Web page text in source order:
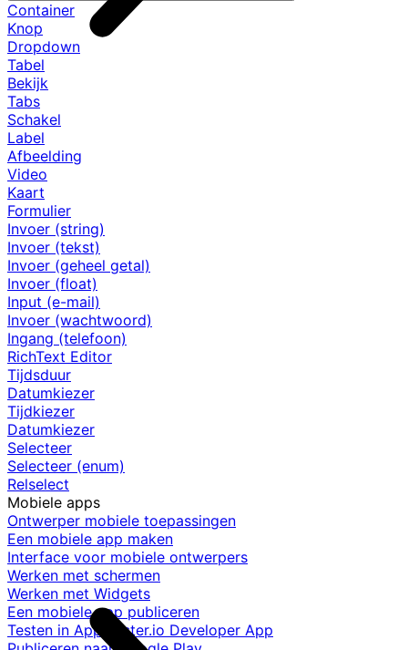
Container
Knop
Dropdown
Tabel
Bekijk
Tabs
Schakel
Label
Afbeelding
Video
Kaart
Formulier
Invoer (string)
Invoer (tekst)
Invoer (geheel getal)
Invoer (float)
Input (e-mail)
Invoer (wachtwoord)
Ingang (telefoon)
RichText Editor
Tijdsduur
Datumkiezer
Tijdkiezer
Datumkiezer
Selecteer
Selecteer (enum)
Relselect
Mobiele apps
Ontwerper mobiele toepassingen
Een mobiele app maken
Interface voor mobiele ontwerpers
Werken met schermen
Werken met Widgets
Een mobiele app publiceren
Testen in AppMaster.io Developer App